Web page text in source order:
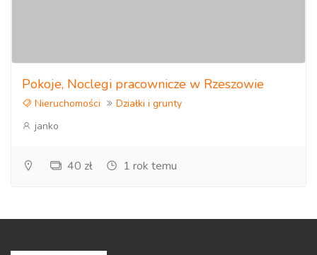
Pokoje, Noclegi pracownicze w Rzeszowie
Nieruchomości
Działki i grunty
janko
40 zł 1 rok temu